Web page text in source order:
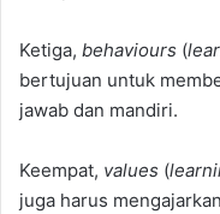
Ketiga, behaviours (
bertujuan untuk
jawab dan mandiri.
Keempat, values (
juga harus